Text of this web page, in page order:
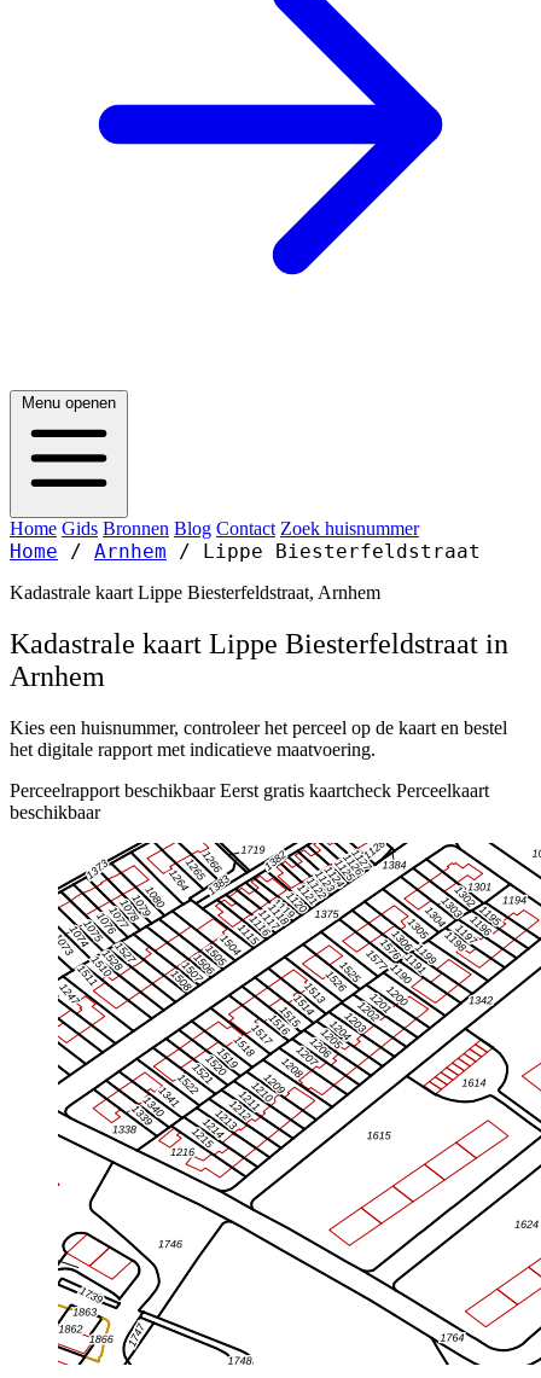
Menu openen
Home Gids Bronnen Blog Contact Zoek huisnummer
Home / Arnhem / Lippe Biesterfeldstraat
Kadastrale kaart Lippe Biesterfeldstraat, Arnhem
Kadastrale kaart Lippe Biesterfeldstraat in
Arnhem
Kies een huisnummer, controleer het perceel op de kaart en bestel
het digitale rapport met indicatieve maatvoering.
Perceelrapport beschikbaar Eerst gratis kaartcheck Perceelkaart
beschikbaar